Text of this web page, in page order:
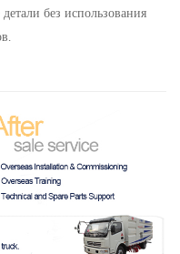
без использования